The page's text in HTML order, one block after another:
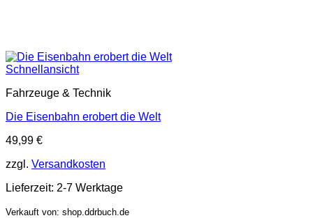
Schnellansicht
Fahrzeuge & Technik
Die Eisenbahn erobert die Welt
49,99 €
zzgl. Versandkosten
Lieferzeit: 2-7 Werktage
Verkauft von: shop.ddrbuch.de